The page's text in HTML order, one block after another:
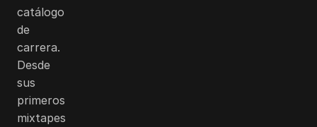
catálogo
de
carrera.
Desde
sus
primeros
mixtapes